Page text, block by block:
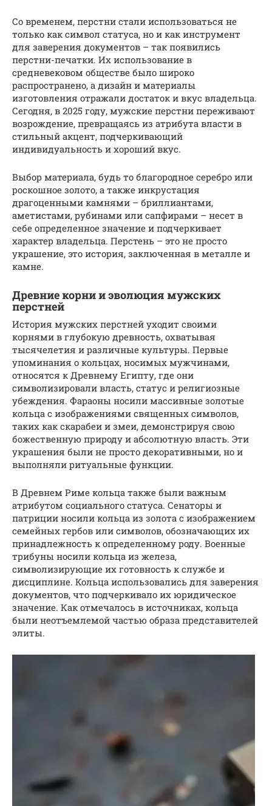
Со временем, перстни стали использоваться не
только как символ статуса, но и как инструмент
для заверения документов – так появились
перстни-печатки. Их использование в
средневековом обществе было широко
распространено, а дизайн и материалы
изготовления отражали достаток и вкус владельца.
Сегодня, в 2025 году, мужские перстни переживают
возрождение, превращаясь из атрибута власти в
стильный акцент, подчеркивающий
индивидуальность и хороший вкус.
Выбор материала, будь то благородное серебро или
роскошное золото, а также инкрустация
драгоценными камнями – бриллиантами,
аметистами, рубинами или сапфирами – несет в
себе определенное значение и подчеркивает
характер владельца. Перстень – это не просто
украшение, это история, заключенная в металле и
камне.
Древние корни и эволюция мужских
перстней
История мужских перстней уходит своими
корнями в глубокую древность, охватывая
тысячелетия и различные культуры. Первые
упоминания о кольцах, носимых мужчинами,
относятся к Древнему Египту, где они
символизировали власть, статус и религиозные
убеждения. Фараоны носили массивные золотые
кольца с изображениями священных символов,
таких как скарабеи и змеи, демонстрируя свою
божественную природу и абсолютную власть. Эти
украшения были не просто декоративными, но и
выполняли ритуальные функции.
В Древнем Риме кольца также были важным
атрибутом социального статуса. Сенаторы и
патриции носили кольца из золота с изображением
семейных гербов или символов, обозначающих их
принадлежность к определенному роду. Военные
трибуны носили кольца из железа,
символизирующие их готовность к службе и
дисциплине. Кольца использовались для заверения
документов, что подчеркивало их юридическое
значение. Как отмечалось в источниках, кольца
были неотъемлемой частью образа представителей
элиты.